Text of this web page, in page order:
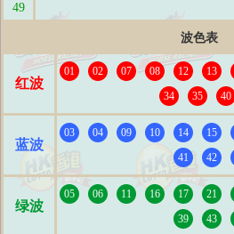
49
波色表
红波
01 02 07 08 12 13
34
35 40
蓝波
03 04 09 10 14 15
41
42
绿波
05 06 11 16 17 21
39
43